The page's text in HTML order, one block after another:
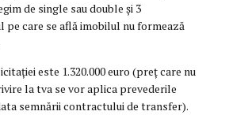
de single sau double și 3
pe care se află imobilul nu formează
este 1.320.000 euro (preț care nu
la tva se vor aplica prevederile
semnării contractului de transfer).